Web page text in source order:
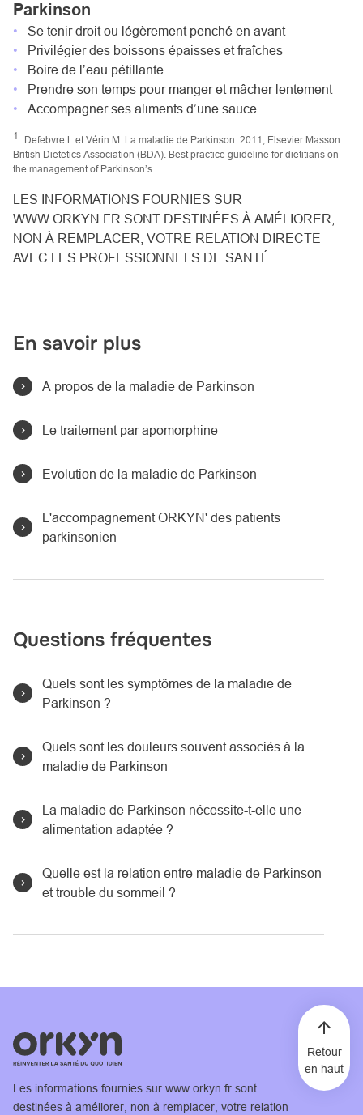
Parkinson
Se tenir droit ou légèrement penché en avant
Privilégier des boissons épaisses et fraîches
Boire de l’eau pétillante
Prendre son temps pour manger et mâcher lentement
Accompagner ses aliments d’une sauce
1
Defebvre L et Vérin M. La maladie de Parkinson. 2011, Elsevier Masson
British Dietetics Association (BDA). Best practice guideline for dietitians on
the management of Parkinson’s
LES INFORMATIONS FOURNIES SUR
WWW.ORKYN.FR SONT DESTINÉES À AMÉLIORER,
NON À REMPLACER, VOTRE RELATION DIRECTE
AVEC LES PROFESSIONNELS DE SANTÉ.
En savoir plus
A propos de la maladie de Parkinson
Le traitement par apomorphine
Evolution de la maladie de Parkinson
L'accompagnement ORKYN' des patients
parkinsonien
Questions fréquentes
Quels sont les symptômes de la maladie de
Parkinson ?
Quels sont les douleurs souvent associés à la
maladie de Parkinson
La maladie de Parkinson nécessite-t-elle une
alimentation adaptée ?
Quelle est la relation entre maladie de Parkinson
et trouble du sommeil ?
Les informations fournies sur www.orkyn.fr sont
destinées à améliorer, non à remplacer, votre relation
Retour
en haut